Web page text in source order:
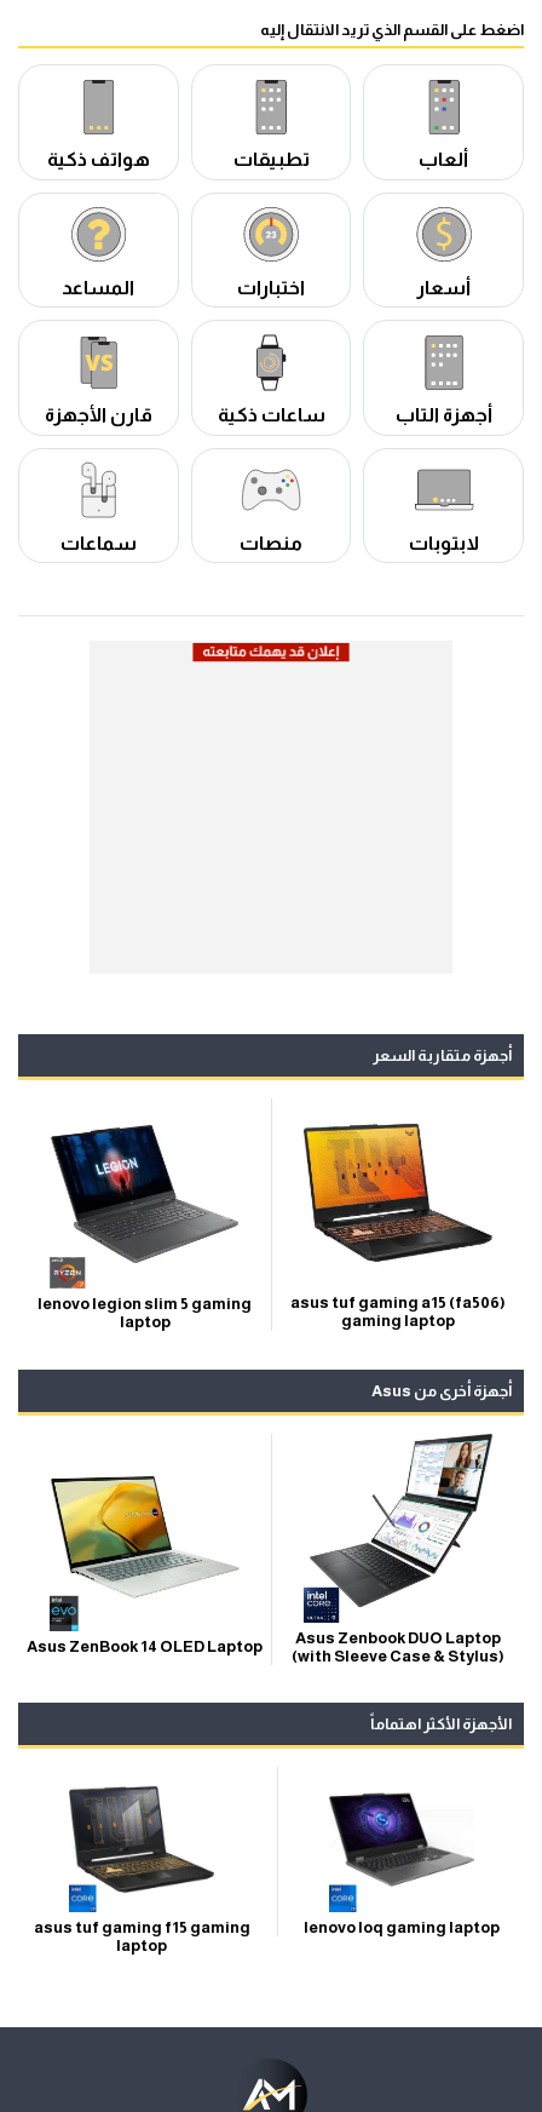
اضغط على القسم الذي تريد الانتقال إليه
ألعاب تطبيقات هواتف ذكية
أسعار اختبارات المساعد
أجهزة التاب ساعات ذكية قارن الأجهزة
لابتوبات منصات سماعات
أجهزة متقاربة السعر
asus tuf gaming a15 (fa506)
gaming laptop
lenovo legion slim 5 gaming
laptop
أجهزة أخرى من Asus
Asus Zenbook DUO Laptop
(with Sleeve Case & Stylus)
Asus ZenBook 14 OLED Laptop
الأجهزة الأكثر اهتماماً
lenovo loq gaming laptop
asus tuf gaming f15 gaming
laptop